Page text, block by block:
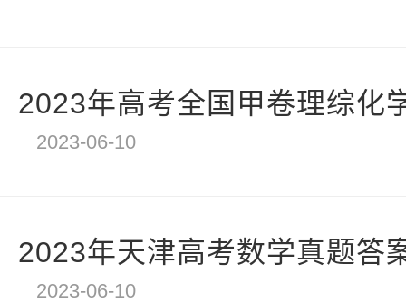
2023年高考全国甲卷理综化
2023-06-10
2023年天津高考数学真题答
2023-06-10